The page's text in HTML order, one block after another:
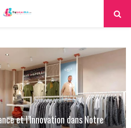
et l’Innovation dans Notre